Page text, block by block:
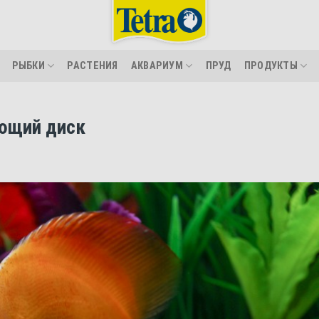
РЫБКИ РАСТЕНИЯ АКВАРИУМ ПРУД ПРОДУКТЫ
диск